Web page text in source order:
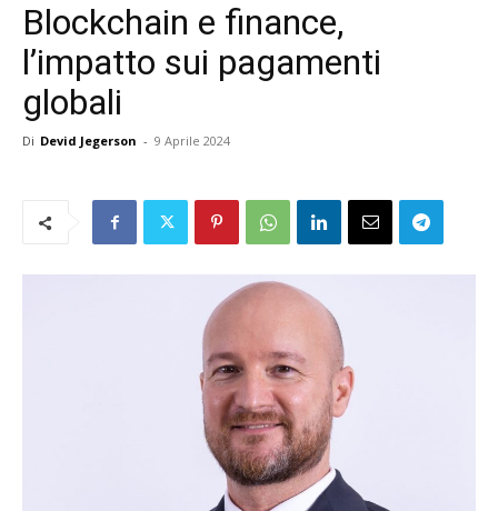
Blockchain e finance,
l’impatto sui pagamenti
globali
Di Devid Jegerson - 9 Aprile 2024